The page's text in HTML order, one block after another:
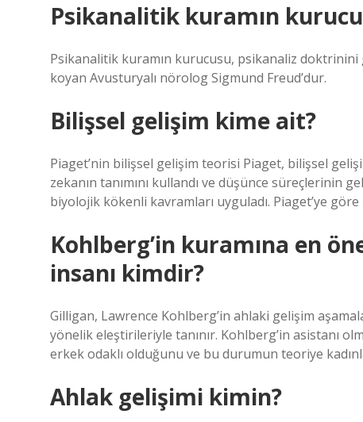
Psikanalitik kuramın
Psikanalitik kuramın kurucusu, psikanaliz
koyan Avusturyalı nörolog Sigmund Freud’dur.
Bilişsel gelişim kime ait?
Piaget’nin bilişsel gelişim teorisi Piaget, bilişsel
zekanın tanımını kullandı ve düşünce süreçlerinin
biyolojik kökenli kavramları uyguladı. Piaget’ye
Kohlberg’in kuramına en
insanı kimdir?
Gilligan, Lawrence Kohlberg’in ahlaki gelişim
yönelik eleştirileriyle tanınır. Kohlberg’in asistanı
erkek odaklı olduğunu ve bu durumun teoriye
Ahlak gelişimi kimin?